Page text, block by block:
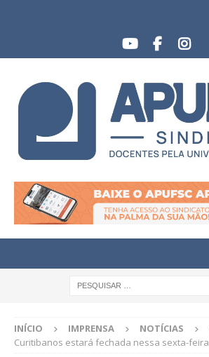
INÍCIO IMPRENSA NOTÍCIAS
Curitibanos estará fechada nessa sexta-feira